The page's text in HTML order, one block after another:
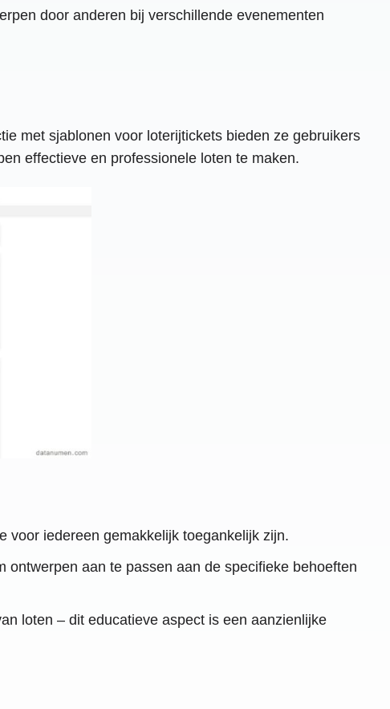
door anderen bij verschillende evenementen
met sjablonen voor loterijtickets bieden ze gebruikers
effectieve en professionele loten te maken.
voor iedereen gemakkelijk toegankelijk zijn.
aan te passen aan de specifieke behoeften
loten – dit educatieve aspect is een aanzienlijke